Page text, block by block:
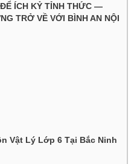
ÍCH KỶ TỈNH THỨC —
TRỞ VỀ VỚI BÌNH AN NỘI
Vật Lý Lớp 6 Tại Bắc Ninh